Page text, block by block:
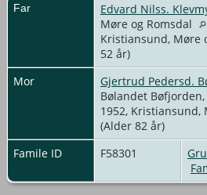
Far Edvard Nilss.
Møre og Romsdal
Kristiansund, Møre
52 år)
Mor
Gjertrud Pedersd.
Bølandet Bøfjorden,
1952, Kristiansund,
(Alder 82 år)
Famile ID
F58301